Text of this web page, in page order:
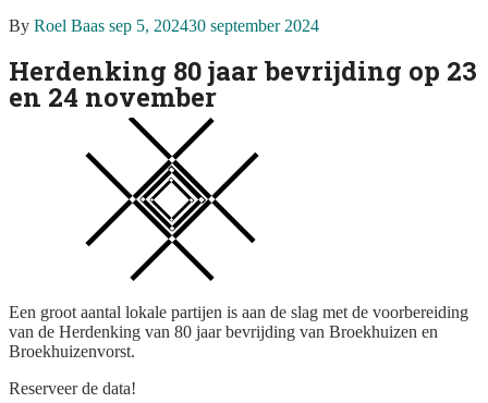
By Roel Baas Posted
sep 5, 202430 september 2024
Herdenking 80 jaar bevrijding op 23
en 24 november
Een groot aantal lokale partijen is aan de slag met de voorbereiding
van de Herdenking van 80 jaar bevrijding van Broekhuizen en
Broekhuizenvorst.
Reserveer de data!